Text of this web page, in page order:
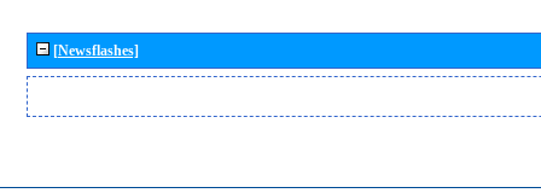
[Newsflashes]